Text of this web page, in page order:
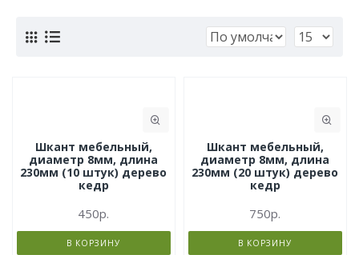
Фотографии
Шкант мебельный,
диаметр 8мм, длина
230мм (10 штук) дерево
кедр
450р.
В КОРЗИНУ
Шкант мебельный,
диаметр 8мм, длина
230мм (20 штук) дерево
кедр
750р.
В КОРЗИНУ